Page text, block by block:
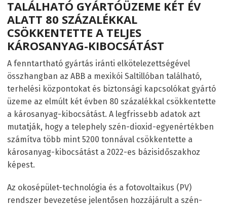
TALÁLHATÓ GYÁRTÓÜZEME KÉT ÉV
ALATT 80 SZÁZALÉKKAL
CSÖKKENTETTE A TELJES
KÁROSANYAG-KIBOCSÁTÁST
A fenntartható gyártás iránti elkötelezettségével
összhangban az ABB a mexikói Saltillóban található,
terhelési központokat és biztonsági kapcsolókat gyártó
üzeme az elmúlt két évben 80 százalékkal csökkentette
a károsanyag-kibocsátást. A legfrissebb adatok azt
mutatják, hogy a telephely szén-dioxid-egyenértékben
számítva több mint 5200 tonnával csökkentette a
károsanyag-kibocsátást a 2022-es bázisidőszakhoz
képest.
Az okosépület-technológia és a fotovoltaikus (PV)
rendszer bevezetése jelentősen hozzájárult a szén-